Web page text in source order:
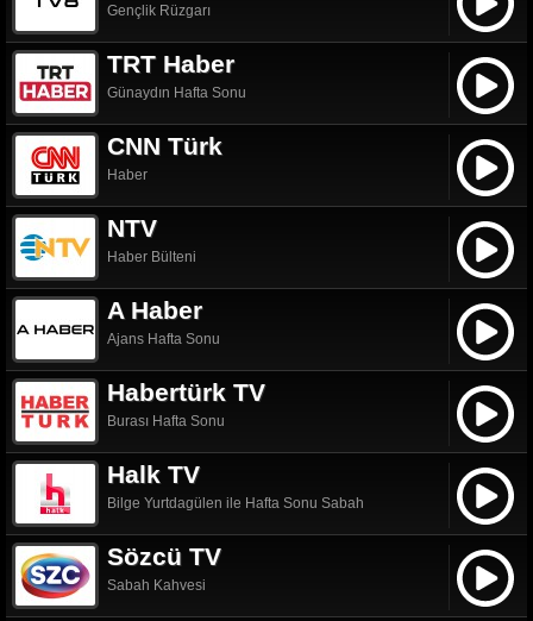
Gençlik Rüzgarı
TRT Haber
Günaydın Hafta Sonu
CNN Türk
Haber
NTV
Haber Bülteni
A Haber
Ajans Hafta Sonu
Habertürk TV
Burası Hafta Sonu
Halk TV
Bilge Yurtdagülen ile Hafta Sonu Sabah
Sözcü TV
Sabah Kahvesi